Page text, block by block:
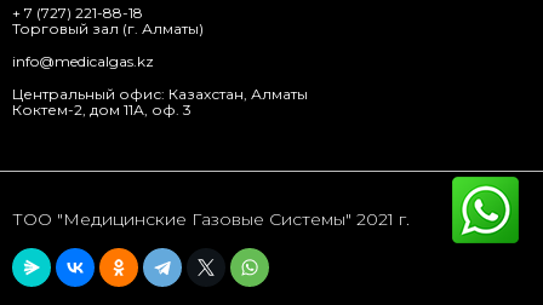
+ 7 (727) 221-88-18
Торговый зал (г. Алматы)
info@medicalgas.kz
Центральный офис: Казахстан, Алматы
Коктем-2, дом 11А, оф. 3
ТОО "Медицинские Газовые Системы" 2021 г.